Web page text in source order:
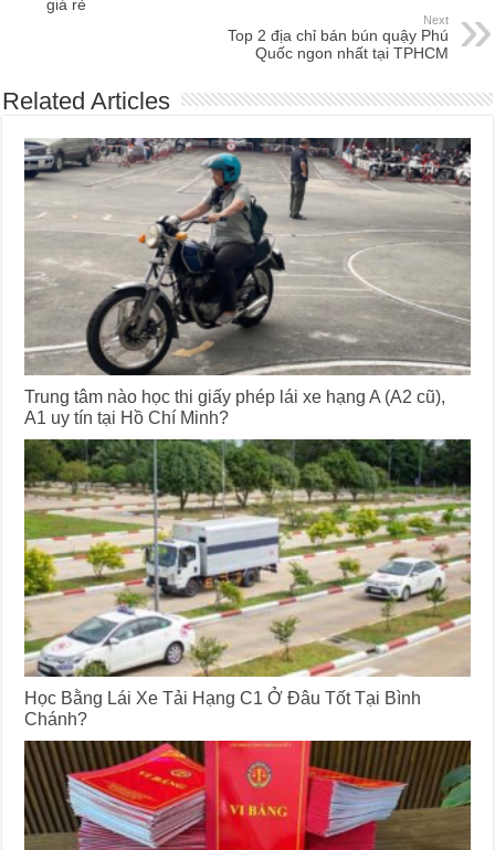
giá rẻ
Next
Top 2 địa chỉ bán bún quậy Phú
Quốc ngon nhất tại TPHCM
Related Articles
Trung tâm nào học thi giấy phép lái xe hạng A (A2 cũ),
A1 uy tín tại Hồ Chí Minh?
Học Bằng Lái Xe Tải Hạng C1 Ở Đâu Tốt Tại Bình
Chánh?